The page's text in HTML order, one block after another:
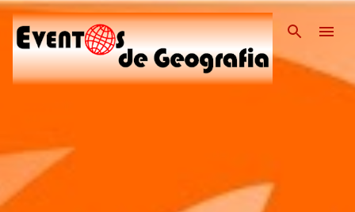
Pular para o conteúdo